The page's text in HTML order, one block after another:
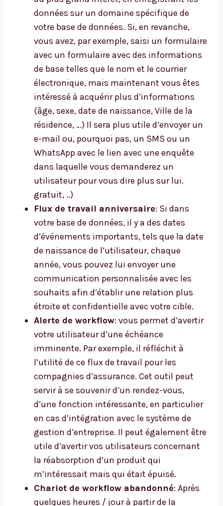
données sur un domaine spécifique de
votre base de données. Si, en revanche,
vous avez, par exemple, saisi un formulaire
avec un formulaire avec des informations
de base telles que le nom et le courrier
électronique, mais maintenant vous êtes
intéressé à acquérir plus d’informations
(âge, sexe, date de naissance, Ville de la
résidence, …) Il sera plus utile d’envoyer un
e-mail ou, pourquoi pas, un SMS ou un
WhatsApp avec le lien avec une enquête
dans laquelle vous demanderez un
utilisateur pour vous dire plus sur lui.
gratuit, ..)
Flux de travail anniversaire: Si dans
votre base de données, il y a des dates
d’événements importants, tels que la date
de naissance de l’utilisateur, chaque
année, vous pouvez lui envoyer une
communication personnalisée avec les
souhaits afin d’établir une relation plus
étroite et confidentielle avec votre cible.
Alerte de workflow: vous permet d’avertir
votre utilisateur d’une échéance
imminente. Par exemple, il réfléchit à
l’utilité de ce flux de travail pour les
compagnies d’assurance. Cet outil peut
servir à se souvenir d’un rendez-vous,
d’une fonction intéressante, en particulier
en cas d’intégration avec le système de
gestion d’entreprise. Il peut également être
utile d’avertir vos utilisateurs concernant
la réabsorption d’un produit qui
m’intéressait mais qui était épuisé.
Chariot de workflow abandonné: Après
quelques heures / jour à partir de la